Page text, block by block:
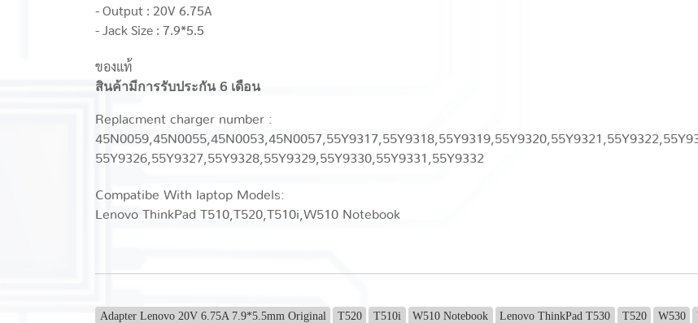
- Output : 20V 6.75A
- Jack Size : 7.9*5.5
ของแท้
สินค้ามีการรับประกัน 6 เดือน
Replacment charger number :
55Y9326,55Y9327,55Y9328,55Y9329,55Y9330,55Y9331,55Y9332
Compatibe With laptop Models:
Lenovo ThinkPad T510,T520,T510i,W510 Notebook
Adapter Lenovo 20V 6.75A 7.9*5.5mm Original T520 T510i W510 Notebook Lenovo ThinkPad T530 T520 W530